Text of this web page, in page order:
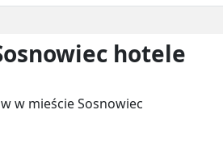
hotele
w mieście Sosnowiec